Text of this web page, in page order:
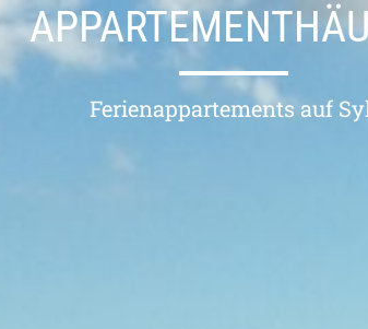
ÜBER UNS IMMOBILIEN
Ferienappartements auf